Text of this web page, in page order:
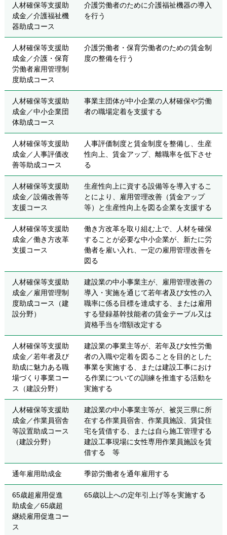
人材確保等支援助
成金／介護福祉機
器助成コース
介護労働者のために介護福祉機器の導入
を行う
人材確保等支援助
成金／介護・保育
労働者雇用管理制
度助成コース
介護労働者・保育労働者のための賃金制
度の整備を行う
人材確保等支援助
成金／中小企業団
体助成コース
事業主団体が中小企業の人材確保や労働
者の職場定着を支援する
人材確保等支援助
成金／人事評価改
善等助成コース
人事評価制度と賃金制度を整備し、生産
性向上、賃金アップ、離職率を低下させ
る
人材確保等支援助
成金／設備改善等
支援コース
生産性向上に資する設備等を導入するこ
とにより、雇用管理改善（賃金アップ
等）と生産性向上を図る企業を支援する
人材確保等支援助
成金／働き方改革
支援コース
働き方改革を取り組む上で、人材を確保
することが必要な中小企業が、新たに労
働者を雇い入れ、一定の雇用管理改善を
図る
人材確保等支援助
成金／雇用管理制
度助成コース（建
設分野）
建設業の中小事業主が、雇用管理改善の
導入・実施を通じて若年者及び女性の入
職率に係る目標を達成する、または雇用
する登録基幹技能者の賃金テーブル又は
資格手当を増額改定する
人材確保等支援助
成金／若年者及び
助成に魅力ある職
場づくり事業コー
ス（建設分野）
建設業の事業主等が、若年及び女性労働
者の入職や定着を図ることを目的とした
事業を実施する、または建設工事におけ
る作業についての訓練を推進する活動を
実施する
人材確保等支援助
成金／作業員宿舎
等設置助成コース
（建設分野）
建設業の中小事業主等が、被災三県に所
在する作業員宿舎、作業員施設、賃貸住
宅を賃借する、または自ら施工管理する
建設工事現場に女性専用作業員施設を賃
借する 等
通年雇用助成金 季節労働者を通年雇用する
65歳超雇用促進
助成金／65歳超
継続雇用促進コー
ス
65歳以上への定年引上げ等を実施する